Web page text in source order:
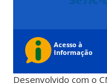
Desenvolvido com o